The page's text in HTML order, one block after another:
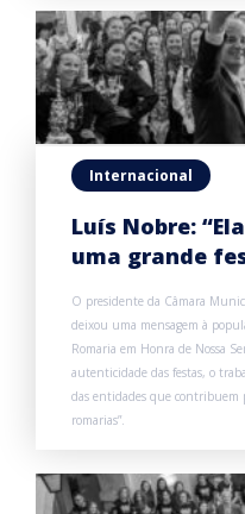
Internacional
Luís Nobre:
uma grande
O presidente da Câmara
deixou uma mensagem à
Romaria em Honra de Nossa
autenticidade das festas, o
das entidades que contribuem
romarias”.